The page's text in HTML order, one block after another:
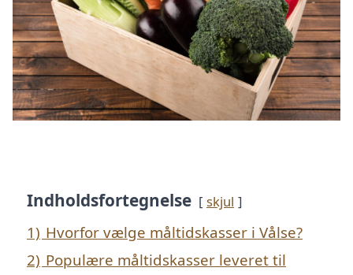
Indholdsfortegnelse skjul
1) Hvorfor vælge måltidskasser i Vålse?
2) Populære måltidskasser leveret til